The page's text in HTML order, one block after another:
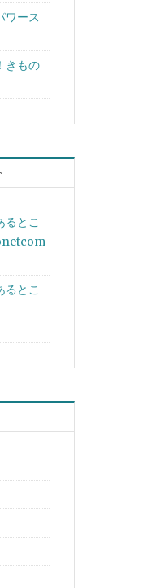
ワース
きもの
るとこ
るとこ